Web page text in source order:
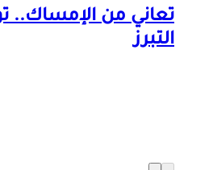
تعاني من الإمساك..
التبرز